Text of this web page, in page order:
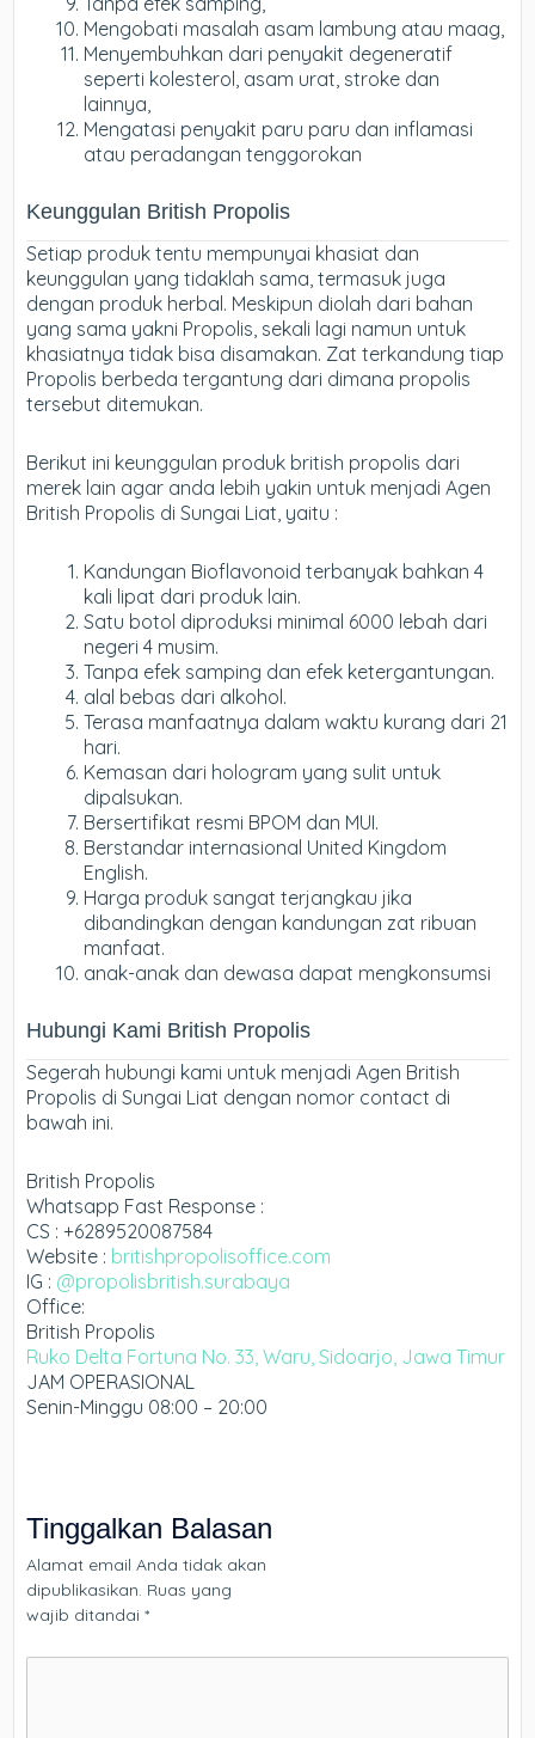
Mengobati masalah asam lambung atau maag,
Menyembuhkan dari penyakit degeneratif
seperti kolesterol, asam urat, stroke dan
lainnya,
Mengatasi penyakit paru paru dan inflamasi
atau peradangan tenggorokan
Keunggulan British Propolis
Setiap produk tentu mempunyai khasiat dan
keunggulan yang tidaklah sama, termasuk juga
dengan produk herbal. Meskipun diolah dari bahan
yang sama yakni Propolis, sekali lagi namun untuk
khasiatnya tidak bisa disamakan. Zat terkandung tiap
Propolis berbeda tergantung dari dimana propolis
tersebut ditemukan.
Berikut ini keunggulan produk british propolis dari
merek lain agar anda lebih yakin untuk menjadi Agen
British Propolis di Sungai Liat, yaitu :
Kandungan Bioflavonoid terbanyak bahkan 4
kali lipat dari produk lain.
Satu botol diproduksi minimal 6000 lebah dari
negeri 4 musim.
Tanpa efek samping dan efek ketergantungan.
alal bebas dari alkohol.
Terasa manfaatnya dalam waktu kurang dari 21
hari.
Kemasan dari hologram yang sulit untuk
dipalsukan.
Bersertifikat resmi BPOM dan MUI.
Berstandar internasional United Kingdom
English.
Harga produk sangat terjangkau jika
dibandingkan dengan kandungan zat ribuan
manfaat.
anak-anak dan dewasa dapat mengkonsumsi
Hubungi Kami British Propolis
Segerah hubungi kami untuk menjadi Agen British
Propolis di Sungai Liat dengan nomor contact di
bawah ini.
British Propolis
Whatsapp Fast Response :
CS : +6289520087584
Website : britishpropolisoffice.com
IG : @propolisbritish.surabaya
Office:
British Propolis
Ruko Delta Fortuna No. 33, Waru, Sidoarjo, Jawa Timur
JAM OPERASIONAL
Senin-Minggu 08:00 – 20:00
Tinggalkan Balasan
Alamat email Anda tidak akan
dipublikasikan. Ruas yang
wajib ditandai*